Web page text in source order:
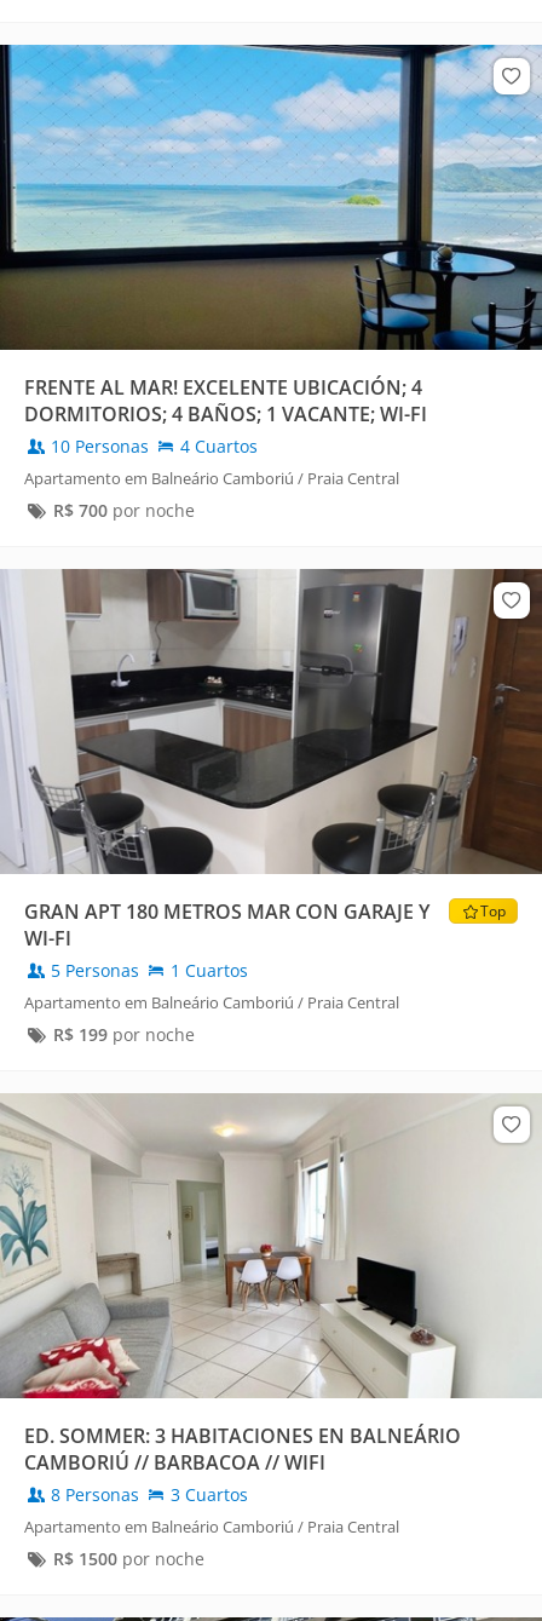
FRENTE AL MAR! EXCELENTE UBICACIÓN; 4
DORMITORIOS; 4 BAÑOS; 1 VACANTE; WI-FI
10 Personas 4 Cuartos
Apartamento em Balneário Camboriú / Praia Central
R$ 700por noche
Top
GRAN APT 180 METROS MAR CON GARAJE Y
WI-FI
5 Personas 1 Cuartos
Apartamento em Balneário Camboriú / Praia Central
R$ 199por noche
ED. SOMMER: 3 HABITACIONES EN BALNEÁRIO
CAMBORIÚ // BARBACOA // WIFI
8 Personas 3 Cuartos
Apartamento em Balneário Camboriú / Praia Central
R$ 1500por noche